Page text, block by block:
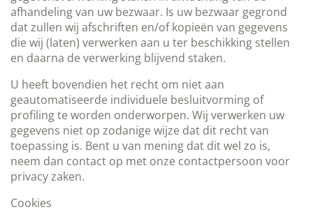
afhandeling van uw bezwaar. Is uw bezwaar gegrond
dat zullen wij afschriften en/of kopieën van gegevens
die wij (laten) verwerken aan u ter beschikking stellen
en daarna de verwerking blijvend staken.
U heeft bovendien het recht om niet aan
geautomatiseerde individuele besluitvorming of
profiling te worden onderworpen. Wij verwerken uw
gegevens niet op zodanige wijze dat dit recht van
toepassing is. Bent u van mening dat dit wel zo is,
neem dan contact op met onze contactpersoon voor
privacy zaken.
Cookies